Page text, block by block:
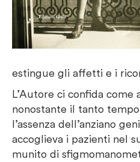
estingue gli affetti e i
L’Autore ci confida come
nonostante il tanto
l’assenza dell’anziano
accoglieva i pazienti nel
munito di